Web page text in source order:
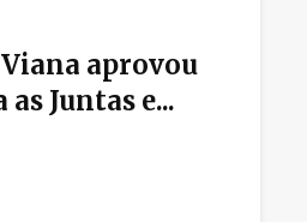
aprovou
Juntas e...